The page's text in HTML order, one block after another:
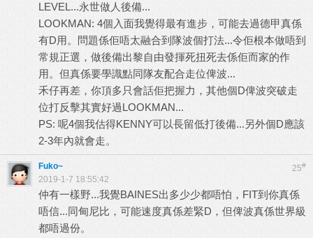
LEVEL...永世做人後備...
LOOKMAN: 4個入面我覺得最有進步，可能去過德甲真係
有D用。問題係佢唔太融合到隊波個打法...令佢根本做唔到
常規正選，做後備出黎自由發揮死扭死去係佢而家的作
用。但真係要學識點同隊友配合走位俾波...
禾仔再差，你頂多只會話佢把握力，其他個D俾波突破走
位打反擊其實好過LOOKMAN...
PS: 呢4個我估得KENNY可以長留低打後備...另外個D應該
2-3年內就會走。
25#
Fuko~
2019-1-7 18:55:42
仲有一樣野...我覺BAINES出多少少都唔怕，FIT到你真係
唔信...同甸尼比，可能速度真係差緊D，但俾波真係世界級
都唔過份。